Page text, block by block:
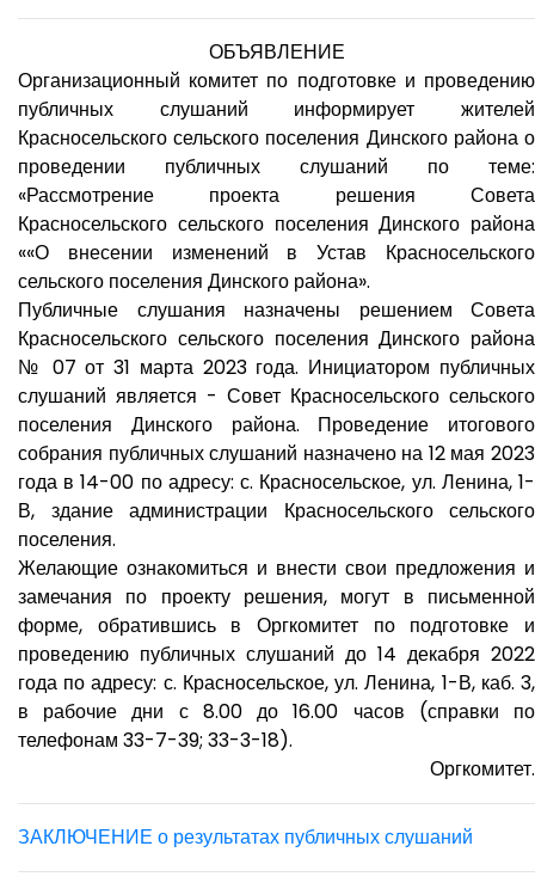
ОБЪЯВЛЕНИЕ
Организационный комитет по подготовке и проведению
публичных слушаний информирует жителей
Красносельского сельского поселения Динского района о
проведении публичных слушаний по теме:
«Рассмотрение проекта решения Совета
Красносельского сельского поселения Динского района
««О внесении изменений в Устав Красносельского
сельского поселения Динского района».
Публичные слушания назначены решением Совета
Красносельского сельского поселения Динского района
№ 07 от 31 марта 2023 года. Инициатором публичных
слушаний является - Совет Красносельского сельского
поселения Динского района. Проведение итогового
собрания публичных слушаний назначено на 12 мая 2023
года в 14-00 по адресу: с. Красносельское, ул. Ленина, 1-
В, здание администрации Красносельского сельского
поселения.
Желающие ознакомиться и внести свои предложения и
замечания по проекту решения, могут в письменной
форме, обратившись в Оргкомитет по подготовке и
проведению публичных слушаний до 14 декабря 2022
года по адресу: с. Красносельское, ул. Ленина, 1-В, каб. 3,
в рабочие дни с 8.00 до 16.00 часов (справки по
телефонам 33-7-39; 33-3-18).
Оргкомитет.
ЗАКЛЮЧЕНИЕ о результатах публичных слушаний